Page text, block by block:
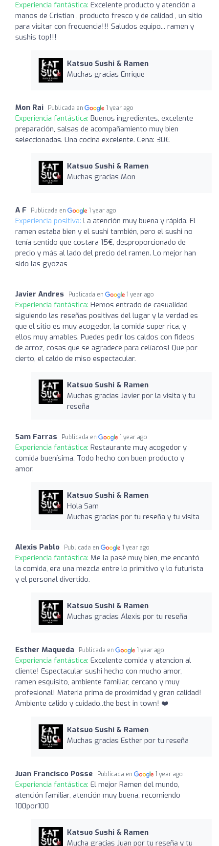
Experiencia fantástica: Excelente producto y atención a
manos de Cristian , producto fresco y de calidad , un sitio
para visitar con frecuencia!!! Saludos equipo... ramen y
sushis top!!!
Katsuo Sushi & Ramen
Muchas gracias Enrique
Mon Rai Publicada en 1 year ago
Experiencia fantástica: Buenos ingredientes, excelente
preparación, salsas de acompañamiento muy bien
seleccionadas. Una cocina excelente. Cena: 30€
Katsuo Sushi & Ramen
Muchas gracias Mon
A F Publicada en 1 year ago
Experiencia positiva: La atención muy buena y rápida. El
ramen estaba bien y el sushi también, pero el sushi no
tenía sentido que costara 15€, desproporcionado de
precio y más al lado del precio del ramen. Lo mejor han
sido las gyozas
Javier Andres Publicada en 1 year ago
Experiencia fantástica: Hemos entrado de casualidad
siguiendo las reseñas positivas del lugar y la verdad es
que el sitio es muy acogedor, la comida super rica, y
ellos muy amables. Puedes pedir los caldos con fideos
de arroz, cosas que se agradece para celíacos! Que por
cierto, el caldo de miso espectacular.
Katsuo Sushi & Ramen
Muchas gracias Javier por la visita y tu
reseña
Sam Farras Publicada en 1 year ago
Experiencia fantástica: Restaurante muy acogedor y
comida buenísima. Todo hecho con buen producto y
amor.
Katsuo Sushi & Ramen
Hola Sam
Muchas gracias por tu reseña y tu visita
Alexis Pablo Publicada en 1 year ago
Experiencia fantástica: Me la pasé muy bien, me encantó
la comida, era una mezcla entre lo primitivo y lo futurista
y el personal divertido.
Katsuo Sushi & Ramen
Muchas gracias Alexis por tu reseña
Esther Maqueda Publicada en 1 year ago
Experiencia fantástica: Excelente comida y atencion al
cliente! Espectacular sushi hecho con mucho amor,
ramen esquisito, ambiente familiar, cercano y muy
profesional! Materia prima de proximidad y gran calidad!
Ambiente calido y cuidado..the best in town! ❤️
Katsuo Sushi & Ramen
Muchas gracias Esther por tu reseña
Juan Francisco Posse Publicada en 1 year ago
Experiencia fantástica: El mejor Ramen del mundo,
atención familiar, atención muy buena, recomiendo
100por100
Katsuo Sushi & Ramen
Mucha gracias Juan por tu reseña y tu